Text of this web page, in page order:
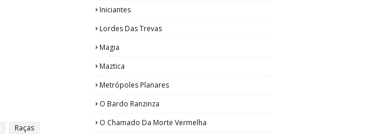
Raças
Iniciantes
Lordes Das Trevas
Magia
Maztica
Metrópoles Planares
O Bardo Ranzinza
O Chamado Da Morte Vermelha